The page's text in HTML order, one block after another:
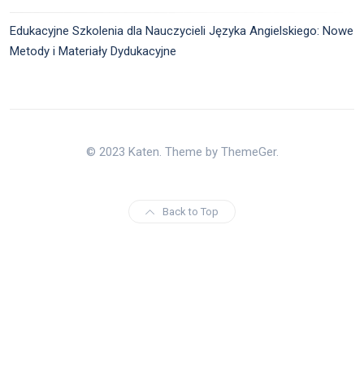
Edukacyjne Szkolenia dla Nauczycieli Języka Angielskiego: Nowe
Metody i Materiały Dydukacyjne
© 2023 Katen. Theme by ThemeGer.
Back to Top